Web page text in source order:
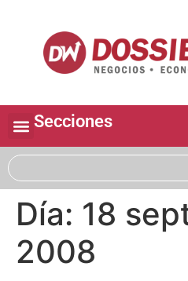
Secciones
Día: 18
2008